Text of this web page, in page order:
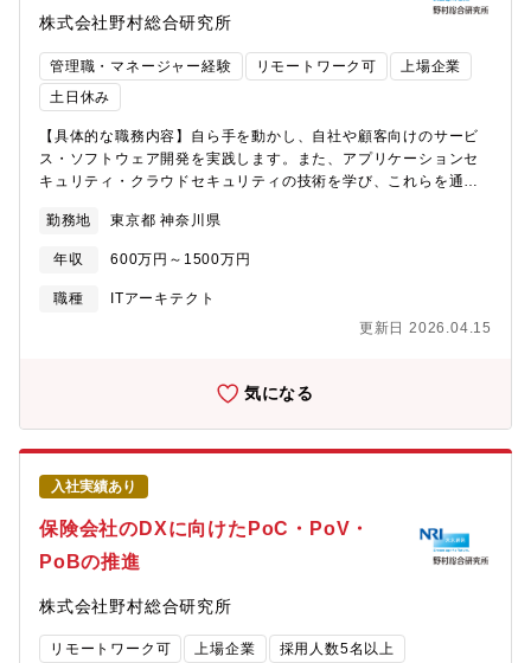
ム分野を手掛ける機会も増えています。車両接続による大容量デ
ータ転送のネットワークアーキテクチャ、AIを駆使した画像・動
画活用の効率化・高精度化、オンプレミス有効活用のハイブリッ
ドクラウド、大規模データ処理を担う分散処理技術の変化等、新
たなアーキテクチャ移行への挑戦を促し、モビリティ企業のパラ
ダイムシフトを支援しています。■職務内容 ・ITアーキテクチャ
ー戦略の策定支援 ・次期システム基盤構想支援、計画の策定支
援 ・システム刷新のPMO ・新技術のPoC（実証検証）支
援 ・セキュリティ計画策定 ・脱レガシー、クラウド移行プロ
ジェクト構想・計画の策定支援 ・自動車IoTのプラットフォーム
支援【携わるビジネス・サービス・テーマ】業種業界を問わず、
【仕事の魅力・やりがい・キャリアパス】お客様の特性は、大規
模、社会的影響の高い事業をになっている企業が多いです。それ
来ます。また、センサー・データ・AIを連続的に活用したサーバ
ジして頂きたいと思います。
株式会社野村総合研究所
管理職・マネージャー経験 リモートワーク可
上場企業
土日休み
【具体的な職務内容】自ら手を動かし、自社や顧客向けのサービ
ス・ソフトウェア開発を実践します。また、アプリケーションセ
キュリティ・クラウドセキュリティの技術を学び、これらを通し
●自社サービス/顧客システムのDevSecOpsによる内製開発 -リ
スク分析・セキュリティ設計・各種ツール（脆弱性診断ツール、
テスト自動化ツール、ソースコード分析ツール等）の導入活用・
プログラミング・クラウド基盤の設計開発運用の実践●セキュリテ
に対するアセスメント●上記で得られたノウハウをもとに、顧客の
サービス・テーマ】●ウェブサービス・システム・セキュリティツ
ール開発 - 内製開発（社員がコーディングを行うスタイル)で、
セキュリティ要素（認証・暗号化・脆弱性対策等）を含むウェブ
サービスやツールの開発を行います - 自社サービス、自社事業で
利用する内部ツール、顧客向けのSI開発・サービス提供、プロト
タイプ開発、PoC・技術検証を行います●セキュリティ診断 -
Webアプリケーション診断・API診断 - スマートフォンアプリケ
ーション診断 - プラットフォーム診断・クラウド設定評価●セキ
ュリティコンサルティング - セキュリティ設計レビュー・設計支
【仕事の魅力・やりがい・キャリアパス】実際のものづくりを行
いながら、あるいはその経験を生かして、安全なものづくりを実
践し、そのノウハウを顧客に提供する仕事です。コンサルティン
勤務地 東京都 神奈川県
年収 600万円～1500万円
職種
ITアーキテクト
更新日 2026.04.15
気になる
入社実績あり
保険会社のDXに向けたPoC・PoV・
PoBの推進
株式会社野村総合研究所
リモートワーク可 上場企業
採用人数5名以上